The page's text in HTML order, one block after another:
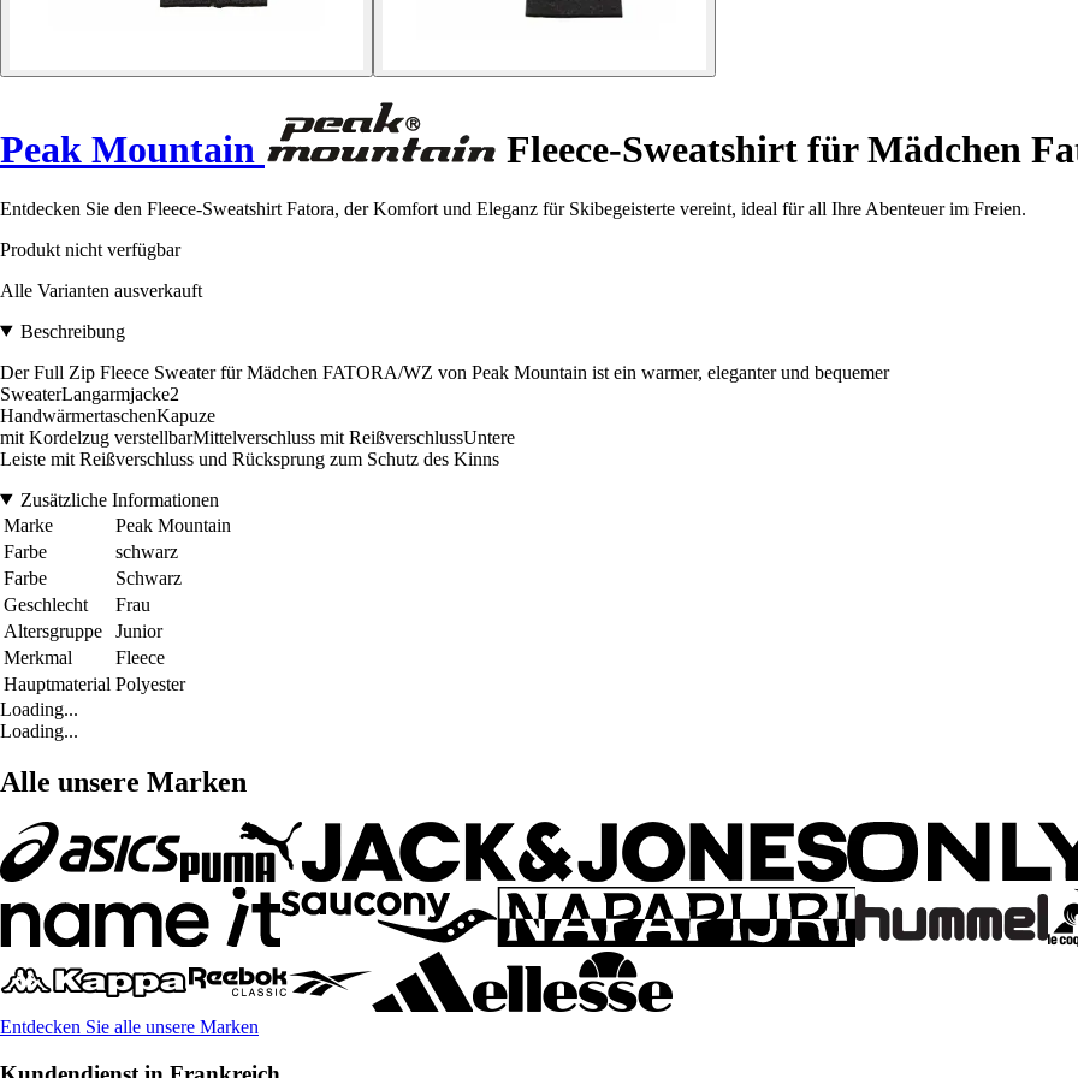
Peak Mountain Fleece-Sweatshirt für Mädchen
Entdecken Sie den Fleece-Sweatshirt Fatora, der Komfort und Eleganz für Skibegeisterte vereint, ideal für all Ihre Abenteuer im Freien.
Produkt nicht verfügbar
Alle Varianten ausverkauft
Beschreibung
Der Full Zip Fleece Sweater für Mädchen FATORA/WZ von Peak Mountain ist ein warmer, eleganter und bequemer
SweaterLangarmjacke2
HandwärmertaschenKapuze
mit Kordelzug verstellbarMittelverschluss mit ReißverschlussUntere
Leiste mit Reißverschluss und Rücksprung zum Schutz des Kinns
Zusätzliche Informationen
Marke
Peak Mountain
Farbe
schwarz
Farbe
Schwarz
Geschlecht
Frau
Altersgruppe
Junior
Merkmal
Fleece
Hauptmaterial Polyester
Loading...
Loading...
Alle unsere Marken
Entdecken Sie alle unsere Marken